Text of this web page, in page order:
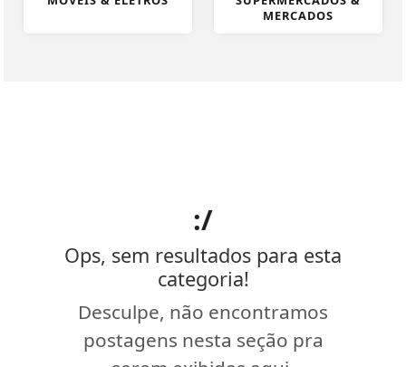
MERCADOS
:/
Ops, sem resultados para esta
categoria!
Desculpe, não encontramos
postagens nesta seção pra